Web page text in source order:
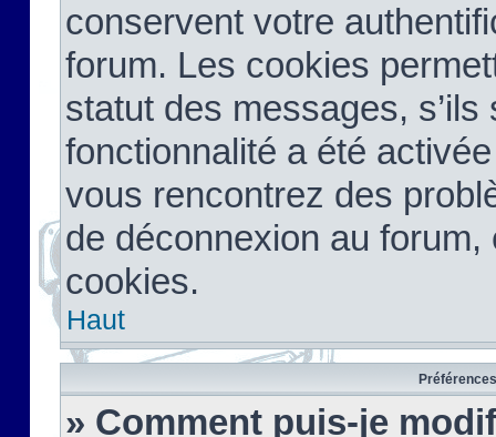
conservent votre
forum. Les cookies
statut des messages,
fonctionnalité a été
vous rencontrez des
de déconnexion au
cookies.
Haut
» Comment puis-je